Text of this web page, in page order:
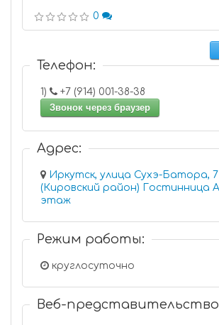
0
Телефон:
1)
+7 (914) 001-38-38
Звонок через браузер
Адрес:
Иркутск, улица Сухэ-Батора, 7
(Кировский район) Гостинница Ангара, 1-й
этаж
Режим работы:
круглосуточно
Веб-